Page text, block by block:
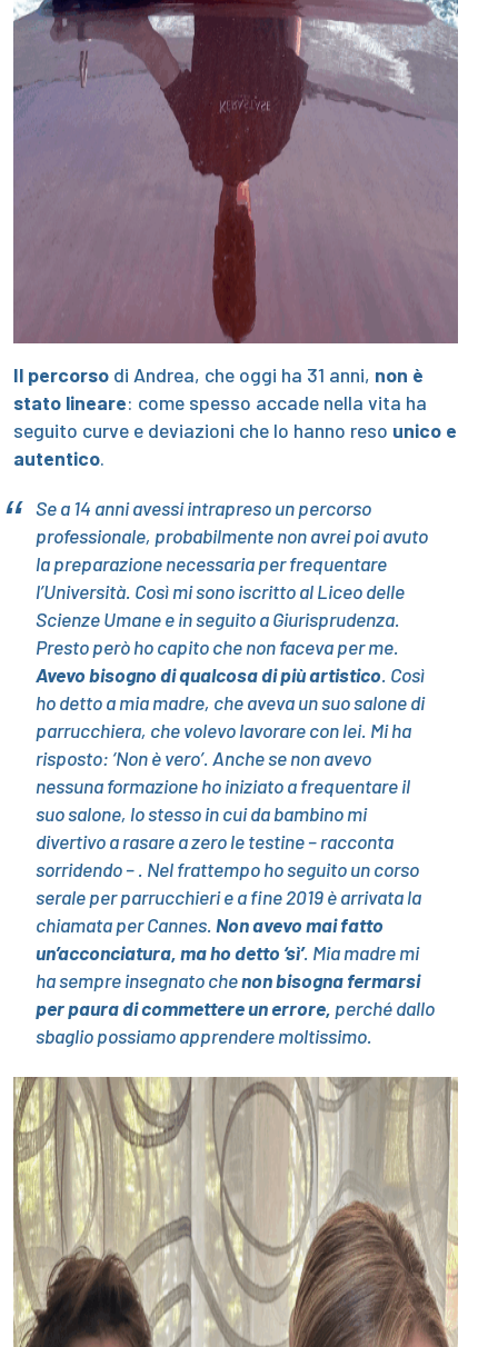
Il percorso di Andrea, che oggi ha 31 anni, non è
stato lineare: come spesso accade nella vita ha
seguito curve e deviazioni che lo hanno reso unico e
autentico.
Se a 14 anni avessi intrapreso un percorso
professionale, probabilmente non avrei poi avuto
la preparazione necessaria per frequentare
l’Università. Così mi sono iscritto al Liceo delle
Scienze Umane e in seguito a Giurisprudenza.
Presto però ho capito che non faceva per me.
Avevo bisogno di qualcosa di più artistico. Così
ho detto a mia madre, che aveva un suo salone di
parrucchiera, che volevo lavorare con lei. Mi ha
risposto: ‘Non è vero’. Anche se non avevo
nessuna formazione ho iniziato a frequentare il
suo salone, lo stesso in cui da bambino mi
divertivo a rasare a zero le testine – racconta
sorridendo – . Nel frattempo ho seguito un corso
serale per parrucchieri e a fine 2019 è arrivata la
chiamata per Cannes. Non avevo mai fatto
un’acconciatura, ma ho detto ‘sì’. Mia madre mi
ha sempre insegnato chenon bisogna fermarsi
per paura di commettere un errore, perché dallo
sbaglio possiamo apprendere moltissimo.